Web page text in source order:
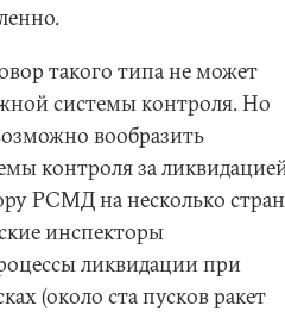
такого типа не может
системы контроля. Но
вообразить
контроля за
РСМД на несколько
инспекторы
ликвидации при
(около ста пусков ракет